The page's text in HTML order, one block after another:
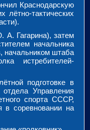
Краснодарскую
тактических
Гагарина), затем
начальника
начальником штаба
истребителей-
подготовке в
Управления
спорта СССР,
в соревновании на